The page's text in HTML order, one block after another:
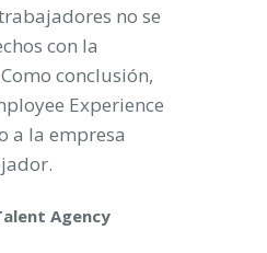
no se
con la
conclusión,
Experience
a la empresa
Agency